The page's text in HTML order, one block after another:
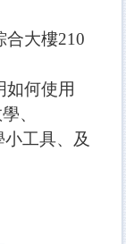
合大樓210
如何使用
、
具、及